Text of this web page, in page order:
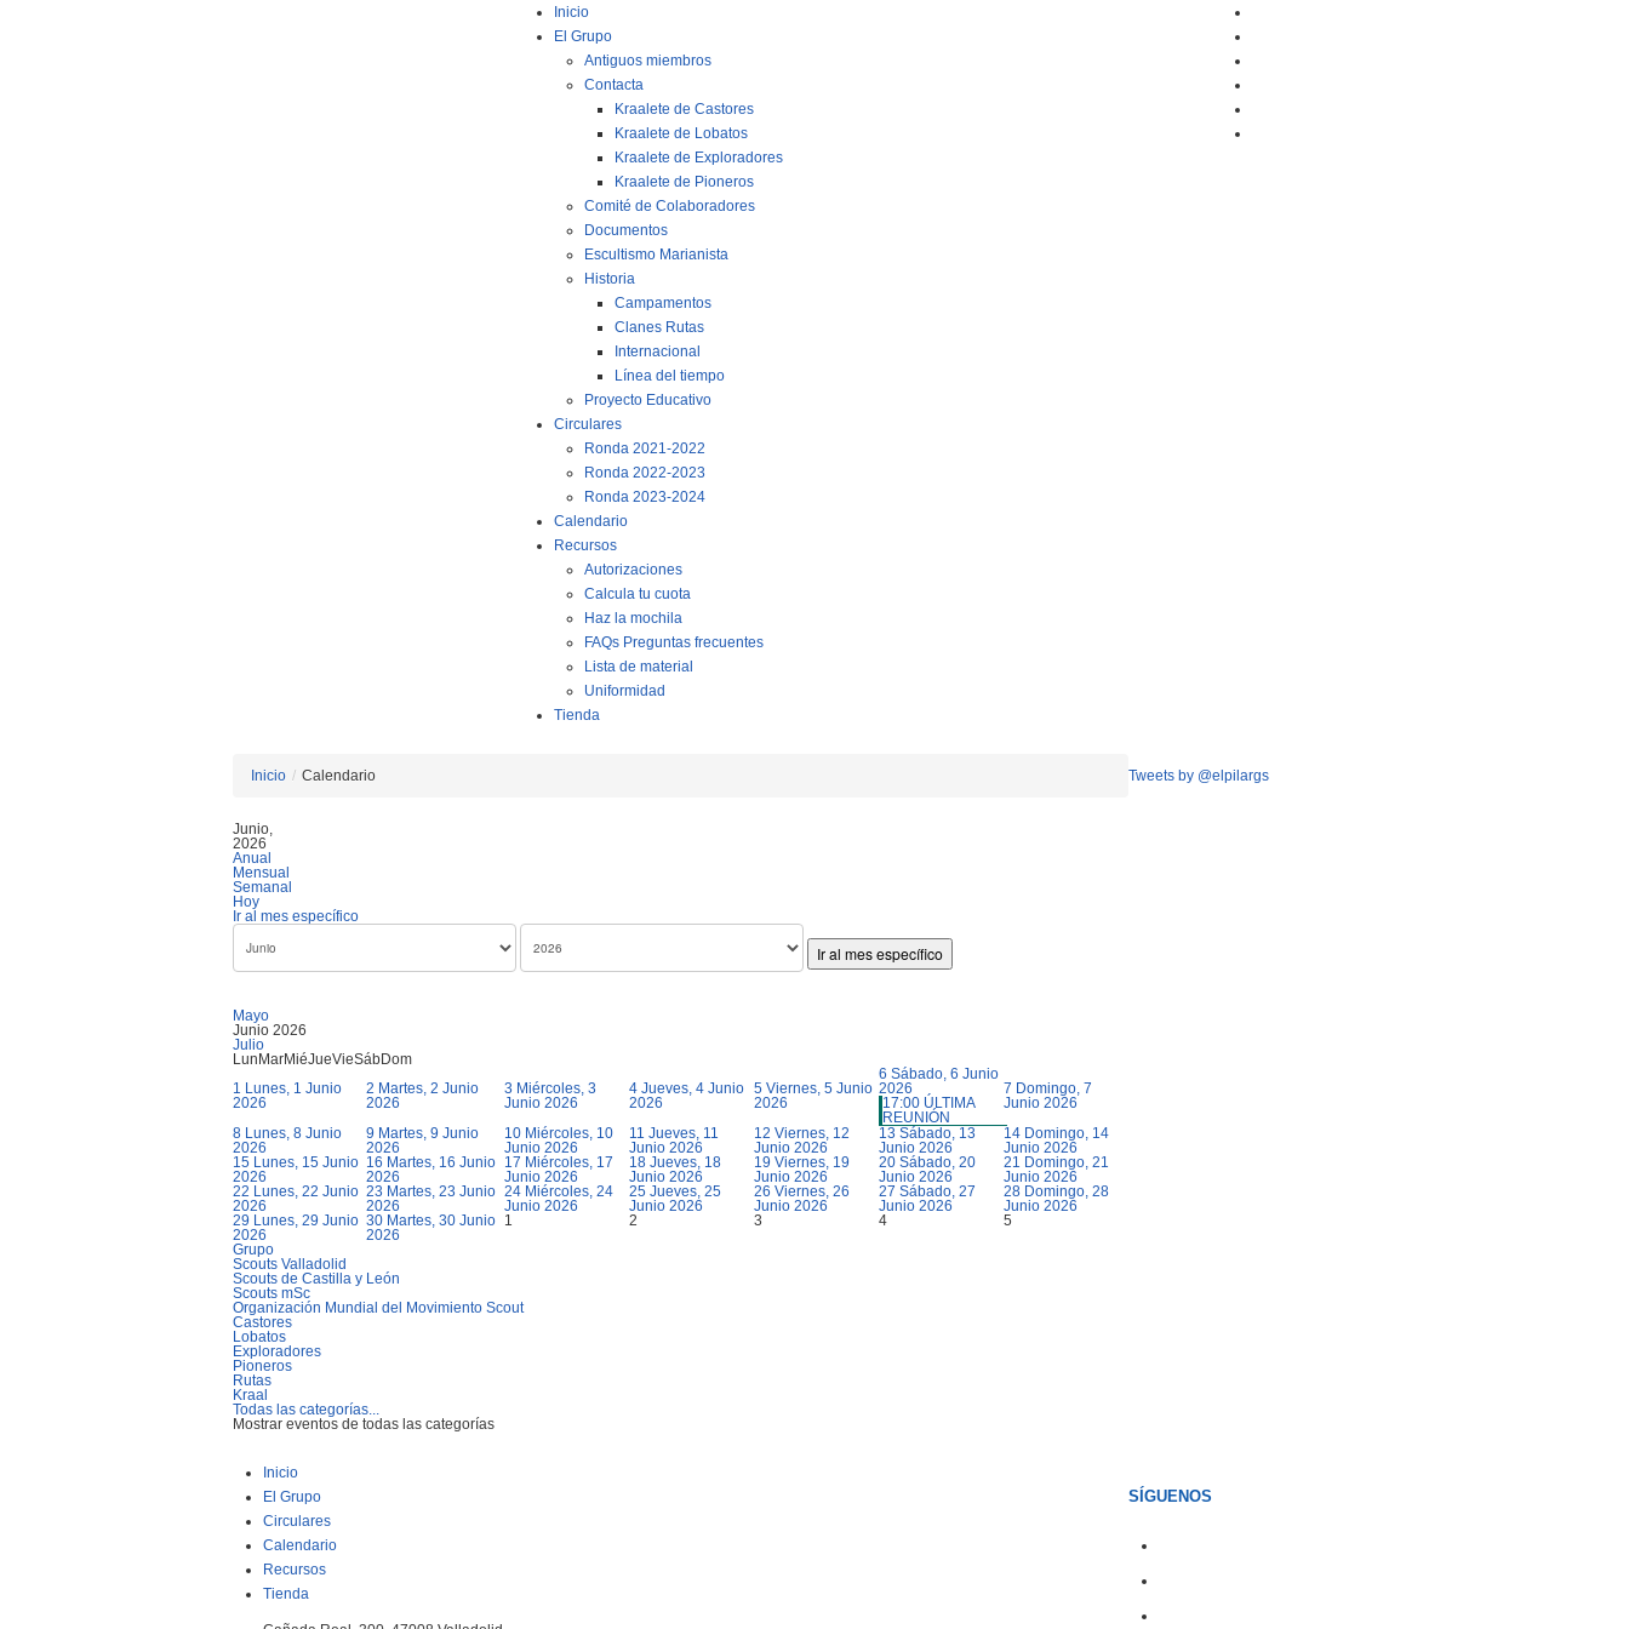
Inicio
El Grupo
Antiguos miembros
Contacta
Kraalete de Castores
Kraalete de Lobatos
Kraalete de Exploradores
Kraalete de Pioneros
Comité de Colaboradores
Documentos
Escultismo Marianista
Historia
Campamentos
Clanes Rutas
Internacional
Línea del tiempo
Proyecto Educativo
Circulares
Ronda 2021-2022
Ronda 2022-2023
Ronda 2023-2024
Calendario
Recursos
Autorizaciones
Calcula tu cuota
Haz la mochila
FAQs Preguntas frecuentes
Lista de material
Uniformidad
Tienda
Inicio / Calendario
Junio,
2026
Anual
Mensual
Semanal
Hoy
Ir al mes específico
Ir al mes específico
Mayo
Junio 2026
Julio
Lun MarMiéJueVieSábDom
1 Lunes, 1 Junio
2026
2 Martes, 2 Junio
2026
3 Miércoles, 3
Junio 2026
4 Jueves, 4 Junio
2026
5 Viernes, 5 Junio
2026
6 Sábado, 6 Junio
2026
17:00 ÚLTIMA
REUNIÓN
7 Domingo, 7
Junio 2026
8 Lunes, 8 Junio
2026
9 Martes, 9 Junio
2026
10 Miércoles, 10
Junio 2026
11 Jueves, 11
Junio 2026
12 Viernes, 12
Junio 2026
13 Sábado, 13
Junio 2026
14 Domingo, 14
Junio 2026
15 Lunes, 15 Junio
2026
16 Martes, 16 Junio
2026
17 Miércoles, 17
Junio 2026
18 Jueves, 18
Junio 2026
19 Viernes, 19
Junio 2026
20 Sábado, 20
Junio 2026
21 Domingo, 21
Junio 2026
22 Lunes, 22 Junio
2026
23 Martes, 23 Junio
2026
24 Miércoles, 24
Junio 2026
25 Jueves, 25
Junio 2026
26 Viernes, 26
Junio 2026
27 Sábado, 27
Junio 2026
28 Domingo, 28
Junio 2026
29 Lunes, 29 Junio
2026
30 Martes, 30 Junio
2026
1 2 3 4
5
Grupo
Scouts Valladolid
Scouts de Castilla y León
Scouts mSc
Organización Mundial del Movimiento Scout
Castores
Lobatos
Exploradores
Pioneros
Rutas
Kraal
Todas las categorías...
Mostrar eventos de todas las categorías
Tweets by @elpilargs
Inicio
El Grupo
Circulares
Calendario
Recursos
Tienda
SÍGUENOS